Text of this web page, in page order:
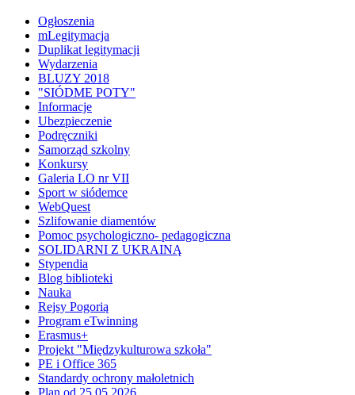
Ogłoszenia
mLegitymacja
Duplikat legitymacji
Wydarzenia
BLUZY 2018
"SIÓDME POTY"
Informacje
Ubezpieczenie
Podręczniki
Samorząd szkolny
Konkursy
Galeria LO nr VII
Sport w siódemce
WebQuest
Szlifowanie diamentów
Pomoc psychologiczno- pedagogiczna
SOLIDARNI Z UKRAINĄ
Stypendia
Blog biblioteki
Nauka
Rejsy Pogorią
Program eTwinning
Erasmus+
Projekt "Międzykulturowa szkoła"
PE i Office 365
Standardy ochrony małoletnich